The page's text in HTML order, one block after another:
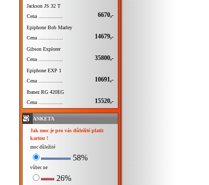
Jackson JS 32 T
Cena ................
6670,-
Epiphone Bob Marley
Cena ................
14679,-
Gibson Explorer
Cena ................
35800,-
Epiphone EXP 1
Cena ................
10691,-
Ibanez RG 420EG
Cena ................
15520,-
ANKETA
Jak moc je pro vás důležité platit
kartou !
moc důležité
58%
vůbec ne
26%